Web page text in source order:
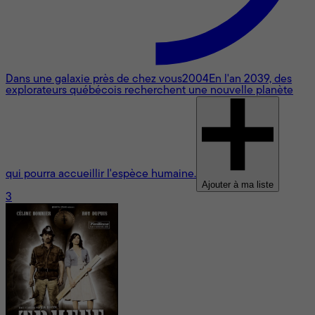
Dans une galaxie près de chez vous2004 En l'an 2039, des
explorateurs québécois recherchent une nouvelle planète
qui pourra accueillir l'espèce humaine.
Ajouter à ma liste
3